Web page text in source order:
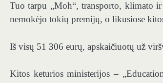
Tuo tarpu „Moh“, transporto, klimato
nemokėjo tokių premijų, o likusiose
Iš visų 51 306 eurų, apskaičiuotų už
Kitos keturios ministerijos –